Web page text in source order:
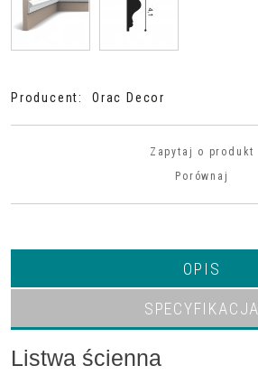
Producent: Orac Decor
Zapytaj o produkt
Porównaj
OPIS
SPECYFIKACJA
Listwa ścienna